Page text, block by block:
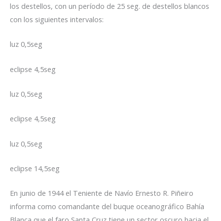
los destellos, con un período de 25 seg. de destellos blancos
con los siguientes intervalos:
luz 0,5seg
eclipse 4,5seg
luz 0,5seg
eclipse 4,5seg
luz 0,5seg
eclipse 14,5seg
En junio de 1944 el Teniente de Navío Ernesto R. Piñeiro
informa como comandante del buque oceanográfico Bahía